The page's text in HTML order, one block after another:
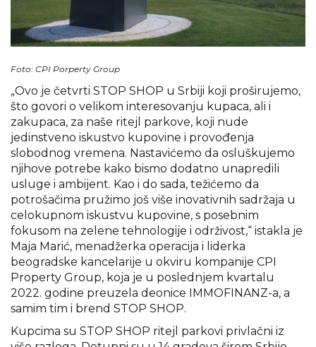
Foto: CPI Porperty Group
„Ovo je četvrti STOP SHOP u Srbiji koji proširujemo,
što govori o velikom interesovanju kupaca, ali i
zakupaca, za naše ritejl parkove, koji nude
jedinstveno iskustvo kupovine i provođenja
slobodnog vremena. Nastavićemo da osluškujemo
njihove potrebe kako bismo dodatno unapredili
usluge i ambijent. Kao i do sada, težićemo da
potrošačima pružimo još više inovativnih sadržaja u
celokupnom iskustvu kupovine, s posebnim
fokusom na zelene tehnologije i održivost,“ istakla je
Maja Marić, menadžerka operacija i liderka
beogradske kancelarije u okviru kompanije CPI
Property Group, koja je u poslednjem kvartalu
2022. godine preuzela deonice IMMOFINANZ-a, a
samim tim i brend STOP SHOP.
Kupcima su STOP SHOP ritejl parkovi privlačni iz